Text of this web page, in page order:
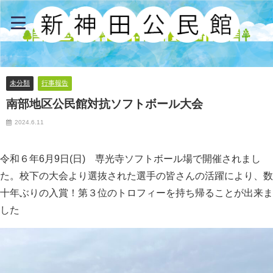
未分類 行事報告
南部地区公民館対抗ソフトボール大会
2024.6.11
令和６年6月9日(日) 専光寺ソフトボール場で開催されまし
た。校下の大会より選抜された選手の皆さんの活躍により、数
十年ぶりの入賞！第３位のトロフィーを持ち帰ることが出来ま
した